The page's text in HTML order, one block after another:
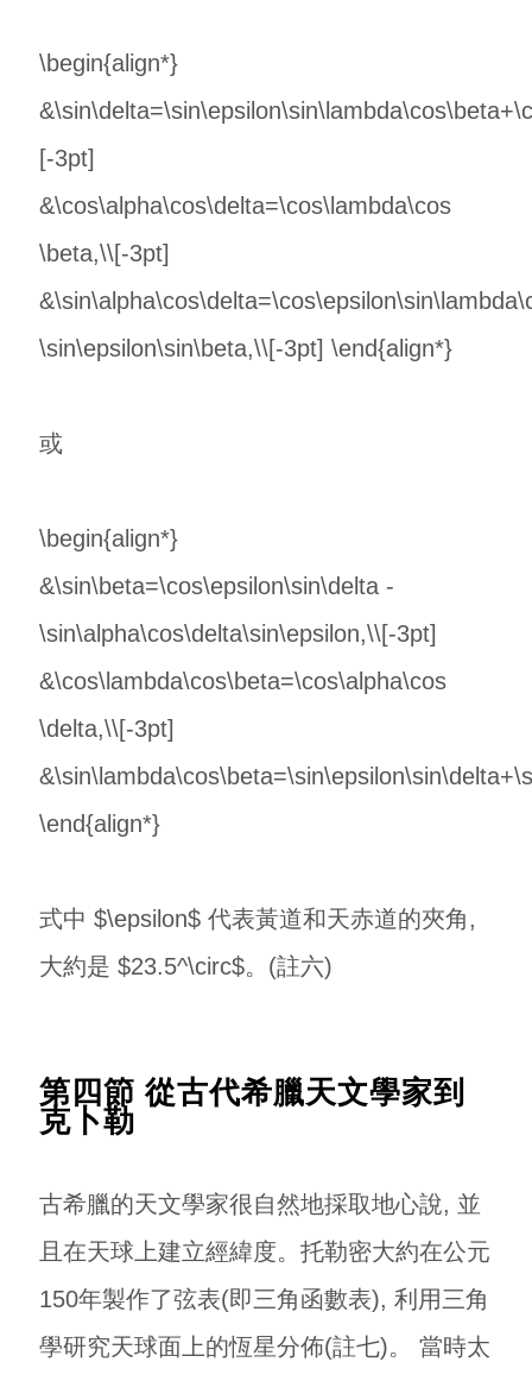
\begin{align*}
[-3pt]
&\cos\alpha\cos\delta=\cos\lambda\cos
\beta,\\[-3pt]
\sin\epsilon\sin\beta,\\[-3pt] \end{align*}
或
\begin{align*}
&\sin\beta=\cos\epsilon\sin\delta -
\sin\alpha\cos\delta\sin\epsilon,\\[-3pt]
&\cos\lambda\cos\beta=\cos\alpha\cos
\delta,\\[-3pt]
\end{align*}
式中 $\epsilon$ 代表黃道和天赤道的夾角,
大約是 $23.5^\circ$。(註六)
第四節 從古代希臘天文學家到
克卜勒
古希臘的天文學家很自然地採取地心說, 並
且在天球上建立經緯度。托勒密大約在公元
150年製作了弦表(即三角函數表), 利用三角
學研究天球面上的恆星分佈(註七)。 當時太